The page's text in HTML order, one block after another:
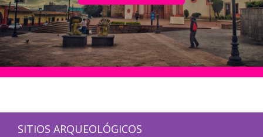
SITIOS ARQUEOLÓGICOS